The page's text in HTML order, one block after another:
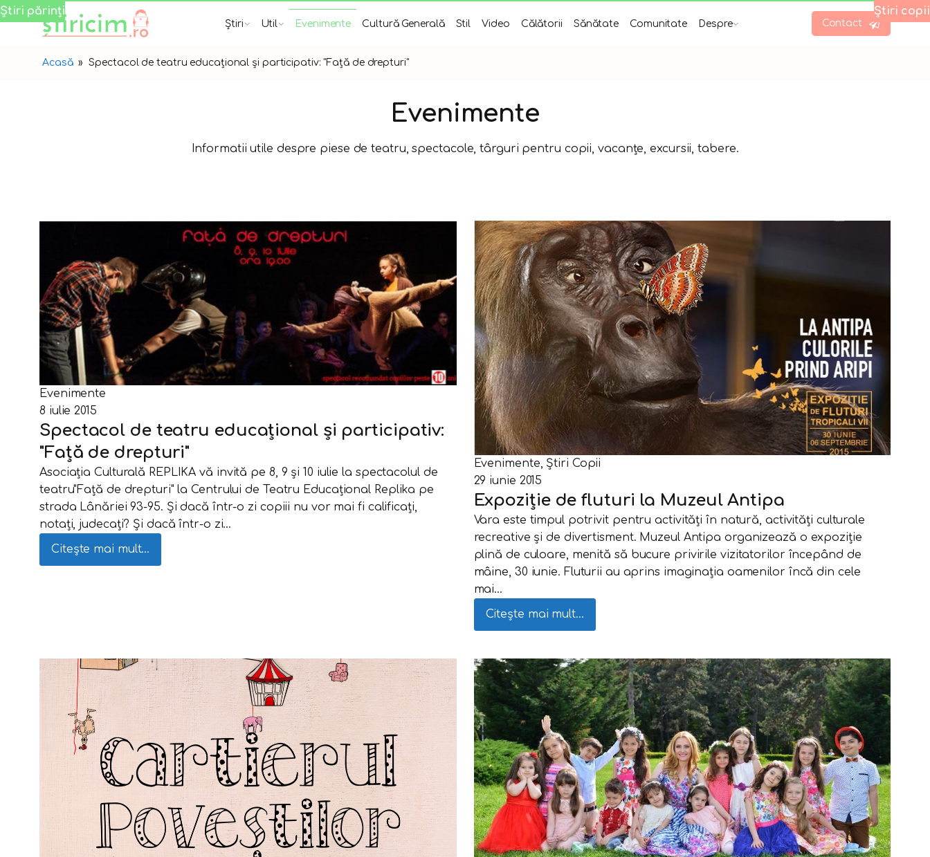
Știri Util Evenimente Cultură Generală Stil Video Călătorii Sănătate Comunitate Despre Contact
Acasă » Spectacol de teatru educațional și participativ: "Față de drepturi"
Evenimente
Informatii utile despre piese de teatru, spectacole, târguri pentru copii, vacanțe, excursii, tabere.
Evenimente
8 iulie 2015
Spectacol de teatru educațional și participativ:
"Față de drepturi"
Asociația Culturală REPLIKA vă invită pe 8, 9 și 10 iulie la spectacolul de
teatru"Față de drepturi" la Centrului de Teatru Educațional Replika pe
strada Lânăriei 93-95. Și dacă într-o zi copiii nu vor mai fi calificați,
notați, judecați? Și dacă într-o zi…
Citește mai mult...
Evenimente Știri Copii
29 iunie 2015
Expoziție de fluturi la Muzeul Antipa
Vara este timpul potrivit pentru activități în natură, activități culturale
recreative și de divertisment. Muzeul Antipa organizează o expoziție
plină de culoare, menită să bucure privirile vizitatorilor începând de
mâine, 30 iunie. Fluturii au aprins imaginația oamenilor încă din cele
mai…
Citește mai mult...
Știri copii
Știri părinți